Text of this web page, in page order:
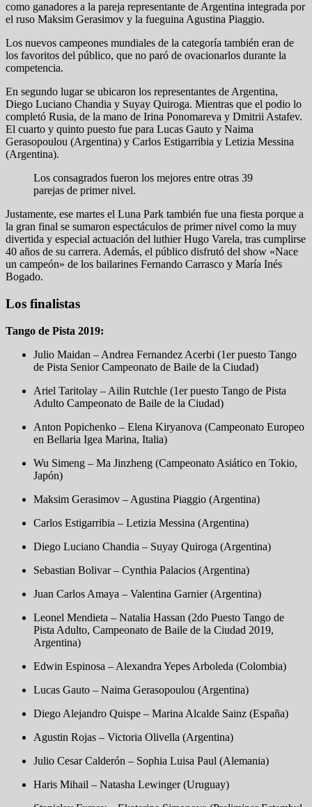
como ganadores a la pareja representante de Argentina integrada por
el ruso Maksim Gerasimov y la fueguina Agustina Piaggio.
Los nuevos campeones mundiales de la categoría también eran de
los favoritos del público, que no paró de ovacionarlos durante la
competencia.
En segundo lugar se ubicaron los representantes de Argentina,
Diego Luciano Chandia y Suyay Quiroga. Mientras que el podio lo
completó Rusia, de la mano de Irina Ponomareva y Dmitrii Astafev.
El cuarto y quinto puesto fue para Lucas Gauto y Naima
Gerasopoulou (Argentina) y Carlos Estigarribia y Letizia Messina
(Argentina).
Los consagrados fueron los mejores entre otras 39
parejas de primer nivel.
Justamente, ese martes el Luna Park también fue una fiesta porque a
la gran final se sumaron espectáculos de primer nivel como la muy
divertida y especial actuación del luthier Hugo Varela, tras cumplirse
40 años de su carrera. Además, el público disfrutó del show «Nace
un campeón» de los bailarines Fernando Carrasco y María Inés
Bogado.
Los finalistas
Tango de Pista 2019:
Julio Maidan – Andrea Fernandez Acerbi (1er puesto Tango
de Pista Senior Campeonato de Baile de la Ciudad)
Ariel Taritolay – Ailin Rutchle (1er puesto Tango de Pista
Adulto Campeonato de Baile de la Ciudad)
Anton Popichenko – Elena Kiryanova (Campeonato Europeo
en Bellaria Igea Marina, Italia)
Wu Simeng – Ma Jinzheng (Campeonato Asiático en Tokio,
Japón)
Maksim Gerasimov – Agustina Piaggio (Argentina)
Carlos Estigarribia – Letizia Messina (Argentina)
Diego Luciano Chandia – Suyay Quiroga (Argentina)
Sebastian Bolivar – Cynthia Palacios (Argentina)
Juan Carlos Amaya – Valentina Garnier (Argentina)
Leonel Mendieta – Natalia Hassan (2do Puesto Tango de
Pista Adulto, Campeonato de Baile de la Ciudad 2019,
Argentina)
Edwin Espinosa – Alexandra Yepes Arboleda (Colombia)
Lucas Gauto – Naima Gerasopoulou (Argentina)
Diego Alejandro Quispe – Marina Alcalde Sainz (España)
Agustin Rojas – Victoria Olivella (Argentina)
Julio Cesar Calderón – Sophia Luisa Paul (Alemania)
Haris Mihail – Natasha Lewinger (Uruguay)